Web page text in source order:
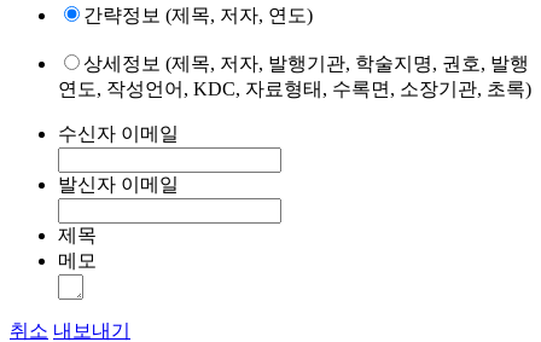
간략정보 (제목, 저자, 연도)
상세정보 (제목, 저자, 발행기관, 학술지명, 권호, 발행
연도, 작성언어, KDC, 자료형태, 수록면, 소장기관, 초록)
수신자 이메일
발신자 이메일
제목
메모
취소 내보내기